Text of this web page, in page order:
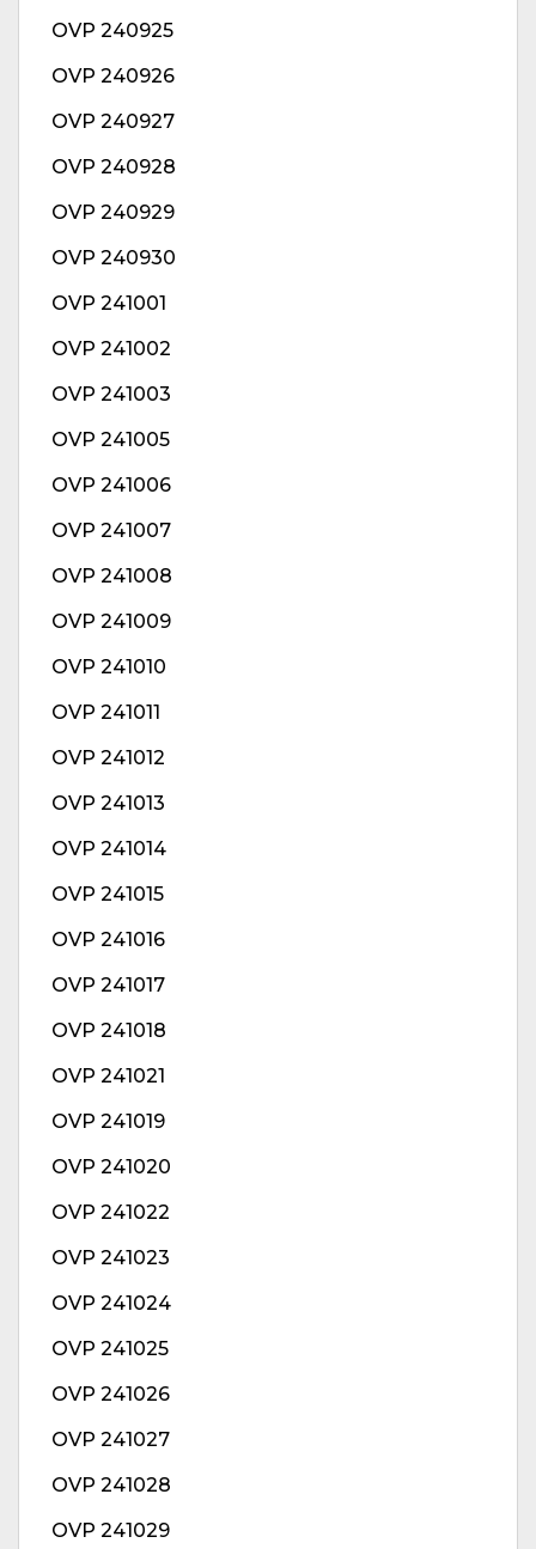
OVP 240925
OVP 240926
OVP 240927
OVP 240928
OVP 240929
OVP 240930
OVP 241001
OVP 241002
OVP 241003
OVP 241005
OVP 241006
OVP 241007
OVP 241008
OVP 241009
OVP 241010
OVP 241011
OVP 241012
OVP 241013
OVP 241014
OVP 241015
OVP 241016
OVP 241017
OVP 241018
OVP 241021
OVP 241019
OVP 241020
OVP 241022
OVP 241023
OVP 241024
OVP 241025
OVP 241026
OVP 241027
OVP 241028
OVP 241029